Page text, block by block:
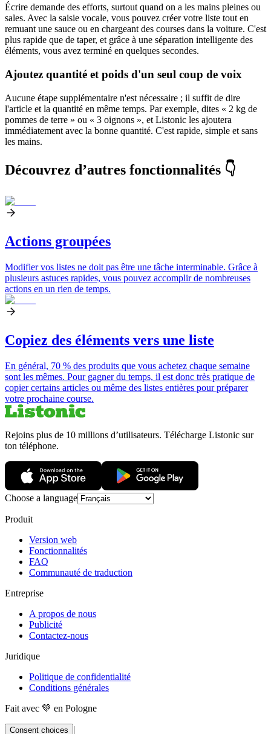
Écrire demande des efforts, surtout quand on a les mains pleines ou
sales. Avec la saisie vocale, vous pouvez créer votre liste tout en
remuant une sauce ou en chargeant des courses dans la voiture. C'est
plus rapide que de taper, et grâce à une séparation intelligente des
éléments, vous avez terminé en quelques secondes.
Ajoutez quantité et poids d'un seul coup de voix
Aucune étape supplémentaire n'est nécessaire ; il suffit de dire
l'article et la quantité en même temps. Par exemple, dites « 2 kg de
pommes de terre » ou « 3 oignons », et Listonic les ajoutera
immédiatement avec la bonne quantité. C'est rapide, simple et sans
les mains.
Découvrez d’autres fonctionnalités 👇
Actions groupées
Modifier vos listes ne doit pas être une tâche interminable. Grâce à
plusieurs astuces rapides, vous pouvez accomplir de nombreuses
actions en un rien de temps.
Copiez des éléments vers une liste
En général, 70 % des produits que vous achetez chaque semaine
sont les mêmes. Pour gagner du temps, il est donc très pratique de
copier certains articles ou même des listes entières pour préparer
votre prochaine course.
Rejoins plus de 10 millions d’utilisateurs. Télécharge Listonic sur
ton téléphone.
Choose a language
Produit
Version web
Fonctionnalités
FAQ
Communauté de traduction
Entreprise
A propos de nous
Publicité
Contactez-nous
Juridique
Politique de confidentialité
Conditions générales
Fait avec 💚 en Pologne
Consent choices |